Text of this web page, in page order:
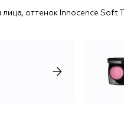
внешнюю
лица, оттенок Innocence Soft